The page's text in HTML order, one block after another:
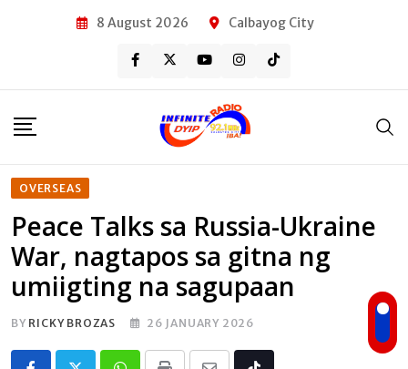
8 August 2026 Calbayog City
OVERSEAS
Peace Talks sa Russia-Ukraine
War, nagtapos sa gitna ng
umiigting na sagupaan
BY RICKY BROZAS 26 JANUARY 2026